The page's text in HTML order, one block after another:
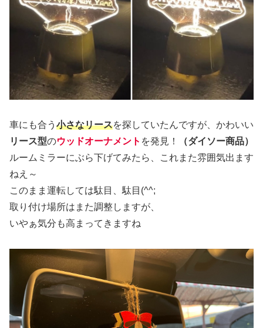
車にも合う 小さなリースを探していたんですが、かわいい
リース型のウッドオーナメント を発見！
（ダイソー商品）
ルームミラーにぶら下げてみたら、これまた雰囲気出ます
ねえ～
このまま運転しては駄目、駄目(^^;
取り付け場所はまた調整しますが、
いやぁ気分も高まってきますね